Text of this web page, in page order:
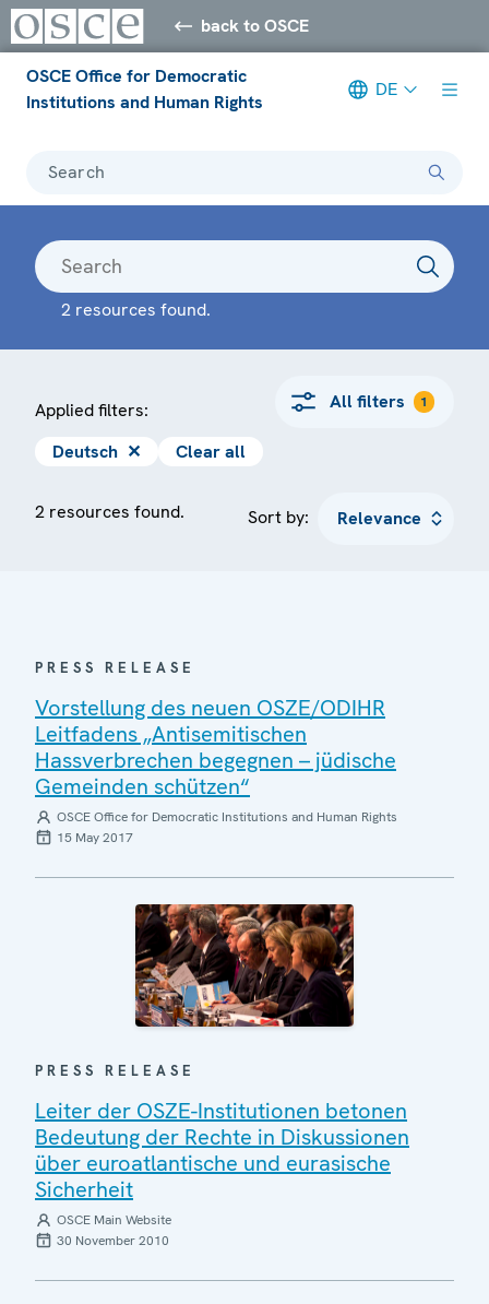
back to OSCE
OSCE Office for Democratic
Institutions and Human Rights
DE
Search
2 resources found.
Applied filters: All filters 1
Deutsch ✕ Clear all
2 resources found. Sort by:
PRESS RELEASE
Vorstellung des neuen OSZE/ODIHR
Leitfadens „Antisemitischen
Hassverbrechen begegnen – jüdische
Gemeinden schützen“
OSCE Office for Democratic Institutions and Human Rights
15 May 2017
PRESS RELEASE
Leiter der OSZE-Institutionen betonen
Bedeutung der Rechte in Diskussionen
über euroatlantische und eurasische
Sicherheit
OSCE Main Website
30 November 2010